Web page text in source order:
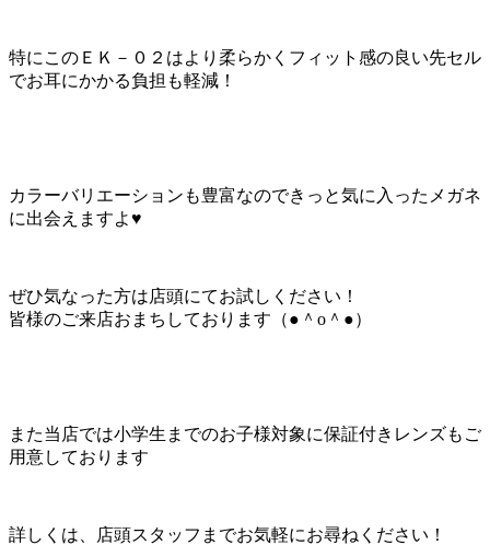
特にこのＥＫ－０２はより柔らかくフィット感の良い先セル
でお耳にかかる負担も軽減！
カラーバリエーションも豊富なのできっと気に入ったメガネ
に出会えますよ♥
ぜひ気なった方は店頭にてお試しください！
皆様のご来店おまちしております（●＾o＾●）
また当店では小学生までのお子様対象に保証付きレンズもご
用意しております
詳しくは、店頭スタッフまでお気軽にお尋ねください！